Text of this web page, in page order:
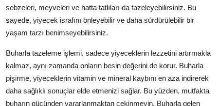
sebzeleri, meyveleri ve hatta tatlıları da tazeleyebilirsiniz. Bu
sayede, yiyecek israfını önleyebilir ve daha sürdürülebilir bir
yaşam tarzı benimseyebilirsiniz.
Buharla tazeleme işlemi, sadece yiyeceklerin lezzetini artırmakla
kalmaz, aynı zamanda onların besin değerini de korur. Buharla
pişirme, yiyeceklerin vitamin ve mineral kaybını en aza indirerek
daha sağlıklı sonuçlar elde etmenizi sağlar. Bu yüzden, mutfakta
buharın gücünden yararlanmaktan çekinmeyin. Buharla gelen